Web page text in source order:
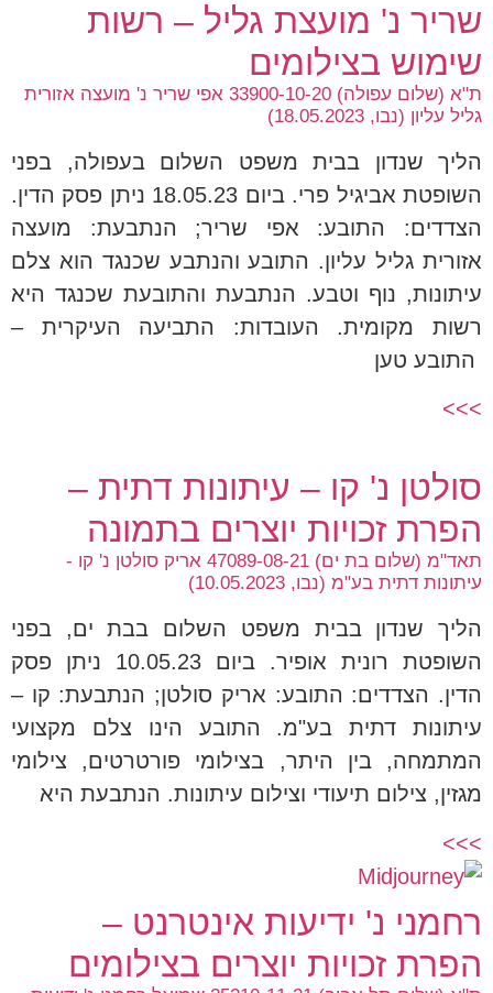
שריר נ' מועצת גליל – רשות
שימוש בצילומים
ת"א (שלום עפולה) 33900-10-20 אפי שריר נ' מועצה אזורית
גליל עליון (נבו, 18.05.2023)
הליך שנדון בבית משפט השלום בעפולה, בפני
השופטת אביגיל פרי. ביום 18.05.23 ניתן פסק הדין.
הצדדים: התובע: אפי שריר; הנתבעת: מועצה
אזורית גליל עליון. התובע והנתבע שכנגד הוא צלם
עיתונות, נוף וטבע. הנתבעת והתובעת שכנגד היא
רשות מקומית. העובדות: התביעה העיקרית –
התובע טען
>>>
סולטן נ' קו – עיתונות דתית –
הפרת זכויות יוצרים בתמונה
תאד"מ (שלום בת ים) 47089-08-21 אריק סולטן נ' קו -
עיתונות דתית בע"מ (נבו, 10.05.2023)
הליך שנדון בבית משפט השלום בבת ים, בפני
השופטת רונית אופיר. ביום 10.05.23 ניתן פסק
הדין. הצדדים: התובע: אריק סולטן; הנתבעת: קו –
עיתונות דתית בע"מ. התובע הינו צלם מקצועי
המתמחה, בין היתר, בצילומי פורטרטים, צילומי
מגזין, צילום תיעודי וצילום עיתונות. הנתבעת היא
>>>
רחמני נ' ידיעות אינטרנט –
הפרת זכויות יוצרים בצילומים